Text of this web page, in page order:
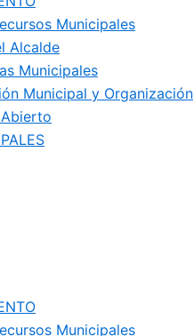
Municipales
Alcalde
Municipales
Municipal y Organización
Municipales